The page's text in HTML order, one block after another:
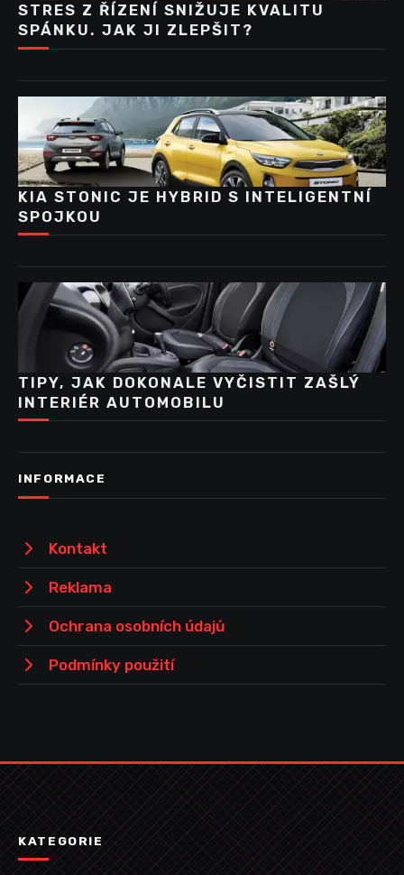
STRES Z ŘÍZENÍ SNIŽUJE KVALITU
SPÁNKU. JAK JI ZLEPŠIT?
KIA STONIC JE HYBRID S INTELIGENTNÍ
SPOJKOU
TIPY, JAK DOKONALE VYČISTIT ZAŠLÝ
INTERIÉR AUTOMOBILU
INFORMACE
Kontakt
Reklama
Ochrana osobních údajů
Podmínky použití
KATEGORIE